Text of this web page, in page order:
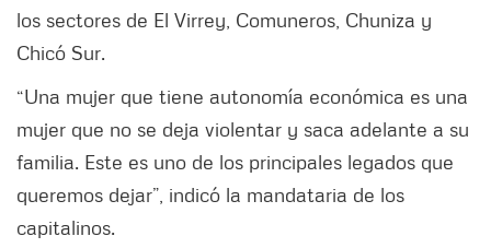
los sectores de El Virrey, Comuneros, Chuniza y
Chicó Sur.
“Una mujer que tiene autonomía económica es una
mujer que no se deja violentar y saca adelante a su
familia. Este es uno de los principales legados que
queremos dejar”, indicó la mandataria de los
capitalinos.